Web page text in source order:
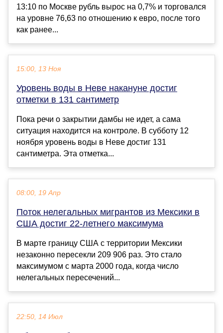
13:10 по Москве рубль вырос на 0,7% и торговался
на уровне 76,63 по отношению к евро, после того
как ранее...
15:00, 13 Ноя
Уровень воды в Неве накануне достиг
отметки в 131 сантиметр
Пока речи о закрытии дамбы не идет, а сама
ситуация находится на контроле. В субботу 12
ноября уровень воды в Неве достиг 131
сантиметра. Эта отметка...
08:00, 19 Апр
Поток нелегальных мигрантов из Мексики в
США достиг 22-летнего максимума
В марте границу США с территории Мексики
незаконно пересекли 209 906 раз. Это стало
максимумом с марта 2000 года, когда число
нелегальных пересечений...
22:50, 14 Июл